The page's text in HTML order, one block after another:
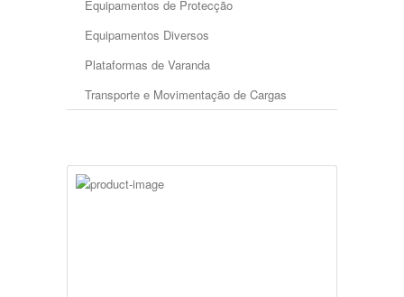
Equipamentos de Protecção
Equipamentos Diversos
Plataformas de Varanda
Transporte e Movimentação de Cargas